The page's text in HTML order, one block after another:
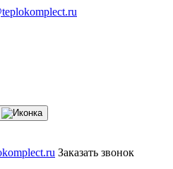
Заказать звонок